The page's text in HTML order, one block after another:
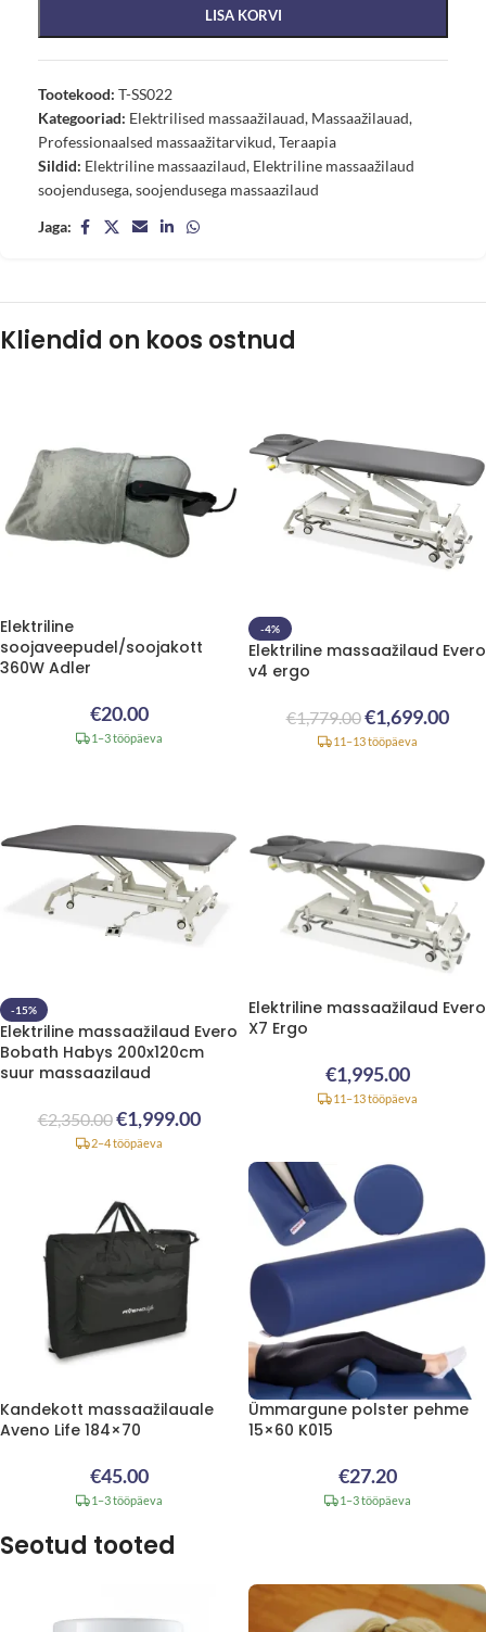
LISA KORVI
Tootekood: T-SS022
Kategooriad: Elektrilised massaažilauad, Massaažilauad,
Professionaalsed massaažitarvikud,Teraapia
Sildid: Elektriline massaazilaud, Elektriline massaažilaud
soojendusega,soojendusega massaazilaud
Jaga:
Kliendid on koos ostnud
Elektriline
soojaveepudel/soojakott
360W Adler
€20.00
1–3 tööpäeva
-4%
Elektriline massaažilaud Evero
v4 ergo
€1,779.00€1,699.00
11–13 tööpäeva
-15%
Elektriline massaažilaud Evero
Bobath Habys 200x120cm
suur massaazilaud
€2,350.00€1,999.00
2–4 tööpäeva
Elektriline massaažilaud Evero
X7 Ergo
€1,995.00
11–13 tööpäeva
Kandekott massaažilauale
Aveno Life 184×70
€45.00
1–3 tööpäeva
Ümmargune polster pehme
15×60 K015
€27.20
1–3 tööpäeva
Seotud tooted